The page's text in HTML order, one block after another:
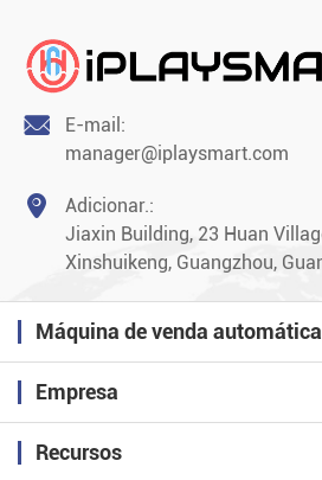

E-mail:
manager@iplaysmart.com

Adicionar.:
Jiaxin Building, 23 Huan
Xinshuikeng, Guangzhou,
Máquina de venda automática
Empresa
Recursos